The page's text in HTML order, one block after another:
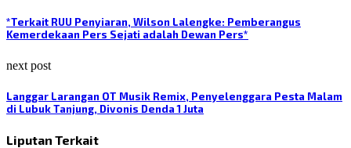
*Terkait RUU Penyiaran, Wilson Lalengke: Pemberangus
Kemerdekaan Pers Sejati adalah Dewan Pers*
next post
Langgar Larangan OT Musik Remix, Penyelenggara Pesta Malam
di Lubuk Tanjung, Divonis Denda 1 Juta
Liputan Terkait